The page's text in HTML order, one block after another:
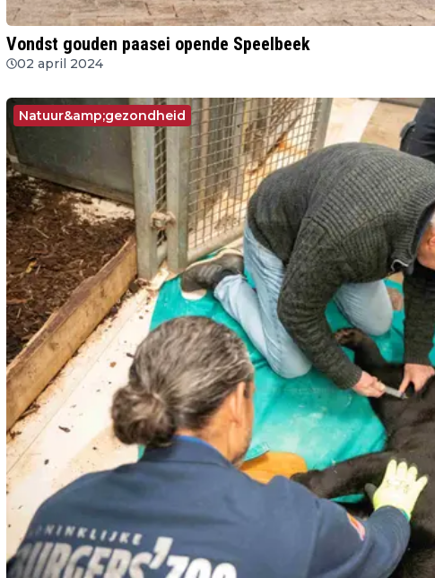
Vondst gouden paasei opende Speelbeek
02 april 2024
Natuur&amp;gezondheid